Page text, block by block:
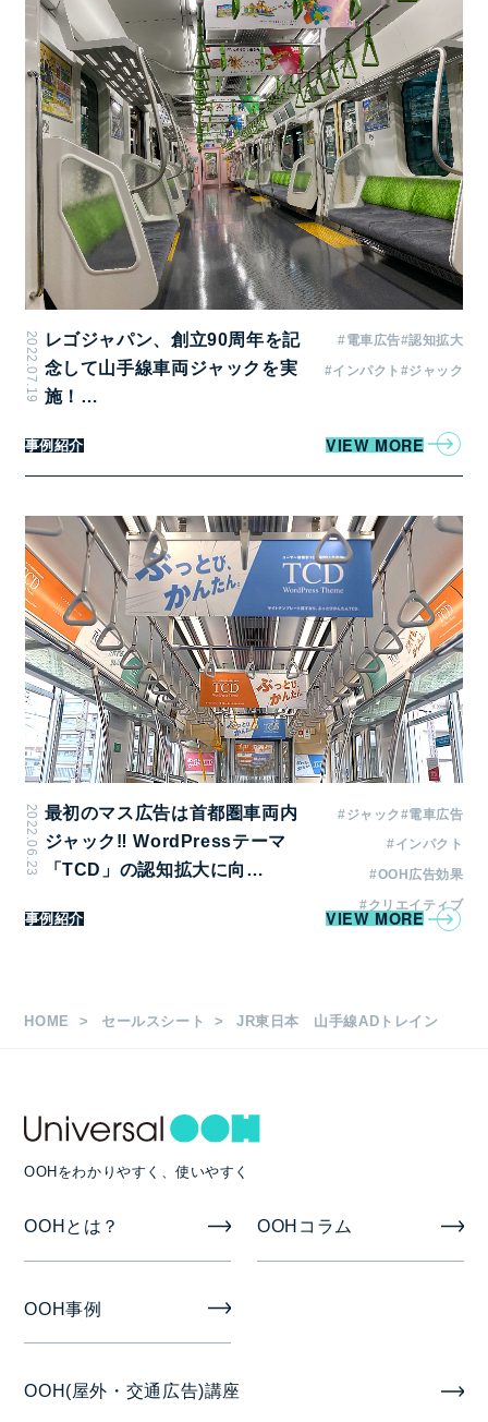
ドア横 B3 218枚 ※実掲出枚数のため、予
備枚数別途必要
トレインチャンネル 17インチ 88面
まど上チャンネル 21.5インチ 180面
サイドチャンネル 21.5インチ 20面
掲出期間
半月
掲出開始日
上期：毎月1日～15日、2日～16日、3日～17日
2日
備考
・掲出期間･日程は、運行スケジュールにより変更と
なる場合があります。
・掲出最終日は、撤去作業のため運行されない場合が
あります。
2022.07.19 レゴジャパン、創立90周年を記
念して山手線車両ジャックを実
施！…
事例紹介 VIEW MORE
#電車広告#認知拡大
#インパクト #ジャック
2022.06.23 最初のマス広告は首都圏車両内
ジャック‼ WordPressテーマ
「TCD」の認知拡大に向…
事例紹介 VIEW MORE
#ジャック#電車広告
#インパクト
#OOH広告効果
#クリエイティブ
HOME セールスシート JR東日本 山手線ADトレイン
OOHをわかりやすく、使いやすく
OOHとは？ OOHコラム
OOH事例
OOH(屋外・交通広告)講座